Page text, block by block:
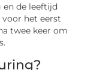
de leeftijd
het eerst
twee keer om